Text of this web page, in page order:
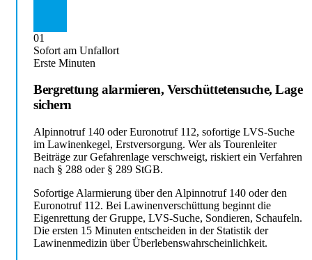
01
Sofort am Unfallort
Erste Minuten
Bergrettung alarmieren, Verschüttetensuche, Lage
sichern
Alpinnotruf 140 oder Euronotruf 112, sofortige LVS-Suche
im Lawinenkegel, Erstversorgung. Wer als Tourenleiter
Beiträge zur Gefahrenlage verschweigt, riskiert ein Verfahren
nach § 288 oder § 289 StGB.
Sofortige Alarmierung über den Alpinnotruf 140 oder den
Euronotruf 112. Bei Lawinenverschüttung beginnt die
Eigenrettung der Gruppe, LVS-Suche, Sondieren, Schaufeln.
Die ersten 15 Minuten entscheiden in der Statistik der
Lawinenmedizin über Überlebenswahrscheinlichkeit.